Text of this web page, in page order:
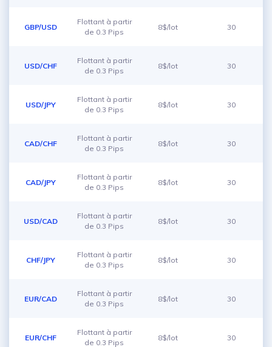
GBP/USD
Flottant à partir
de 0.3 Pips
8$/lot 30
USD/CHF
Flottant à partir
de 0.3 Pips
8$/lot 30
USD/JPY
Flottant à partir
de 0.3 Pips
8$/lot 30
CAD/CHF
Flottant à partir
de 0.3 Pips
8$/lot 30
CAD/JPY
Flottant à partir
de 0.3 Pips
8$/lot 30
USD/CAD
Flottant à partir
de 0.3 Pips
8$/lot 30
CHF/JPY
Flottant à partir
de 0.3 Pips
8$/lot 30
EUR/CAD
Flottant à partir
de 0.3 Pips
8$/lot 30
EUR/CHF
Flottant à partir
de 0.3 Pips
8$/lot 30